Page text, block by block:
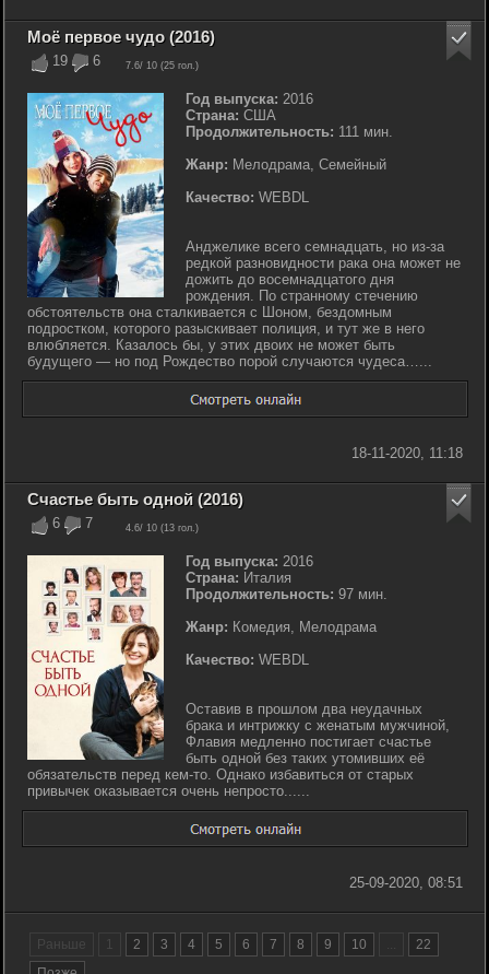
19 6 7.6/ 10 (25 гол.)
Моё первое чудо (2016)
Год выпуска: 2016
Страна: США
Продолжительность: 111 мин.
Жанр: Мелодрама, Семейный
Качество: WEBDL
Анджелике всего семнадцать, но из-за
редкой разновидности рака она может не
дожить до восемнадцатого дня
рождения. По странному стечению
обстоятельств она сталкивается с Шоном, бездомным
подростком, которого разыскивает полиция, и тут же в него
влюбляется. Казалось бы, у этих двоих не может быть
будущего — но под Рождество порой случаются чудеса…...
18-11-2020, 11:18
6 7 4.6/ 10 (13 гол.)
Счастье быть одной (2016)
Год выпуска: 2016
Страна: Италия
Продолжительность: 97 мин.
Жанр: Комедия, Мелодрама
Качество: WEBDL
Оставив в прошлом два неудачных
брака и интрижку с женатым мужчиной,
Флавия медленно постигает счастье
быть одной без таких утомивших её
обязательств перед кем-то. Однако избавиться от старых
привычек оказывается очень непросто......
25-09-2020, 08:51
Раньше 1 2 3 4 5 6 7 8 9 10
22